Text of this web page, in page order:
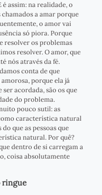
é assim: na realidade, o
a amar porque
o amor vai
só piora. Porque
resolver os problemas
resolver. O amor, que
nós através da fé.
conta de que
porque ela já
acordada, são os que
do problema.
pouco sutil: as
característica natural
que as pessoas que
natural. Por quê?
dentro de si carregam a
coisa absolutamente
ringue